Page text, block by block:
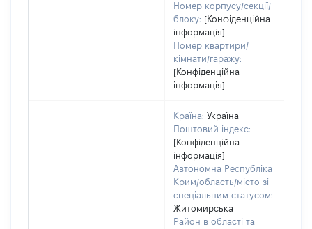
Номер корпусу/секції/
блоку: [Конфіденційна
інформація]
Номер квартири/
кімнати/гаражу:
[Конфіденційна
інформація]
Країна: Україна
Поштовий індекс:
[Конфіденційна
інформація]
Автономна Республіка
Крим/область/місто зі
спеціальним статусом:
Житомирська
Район в області та